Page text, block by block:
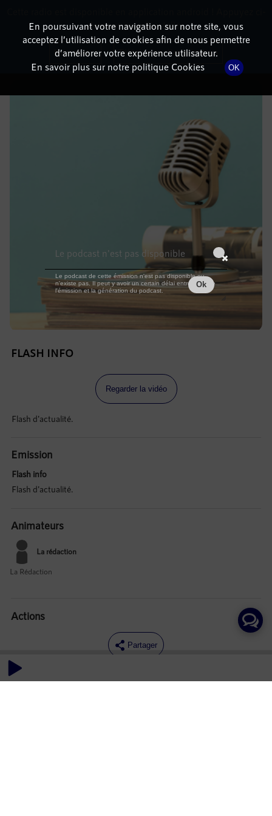
DÉTAILS DE L'ÉPISODE
16 mars 2022à 7h59, durée : Invalid date
FLASH INFO
Regarder la vidéo
Flash d'actualité.
Emission
Flash info
Flash d'actualité.
Animateurs
La rédaction
La Rédaction
Actions
Partager
Commentaires
En poursuivant votre navigation sur notre site, vous
acceptez l’utilisation de cookies afin de nous permettre
d’améliorer votre expérience utilisateur.
En savoir plus sur notre politique Cookies
OK
dessous pour l'installer.
Non merci Télécharger l'application
Le podcast n'est pas disponible
Le podcast de cette émission n'est pas disponible ou
n'existe pas. Il peut y avoir un certain délai entre la fin de
l'émission et la génération du podcast.
Ok